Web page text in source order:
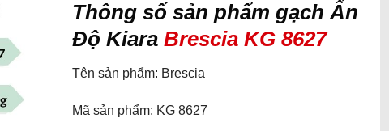
Thông số sản phẩm gạch Ấn
Độ Kiara Brescia KG 8627
Tên sản phẩm: Brescia
Mã sản phẩm: KG 8627